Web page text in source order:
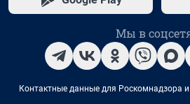
Мы в
Контактные данные для Роскомнадзора